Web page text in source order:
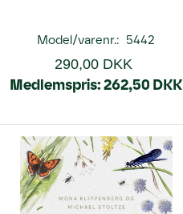
Model/varenr.: 5442
290,00 DKK
Medlemspris:262,50 DKK